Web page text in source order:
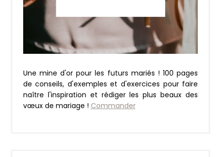
Une mine d'or pour les futurs mariés ! 100 pages
de conseils, d'exemples et d'exercices pour faire
naître l'inspiration et rédiger les plus beaux des
vœux de mariage ! Commander